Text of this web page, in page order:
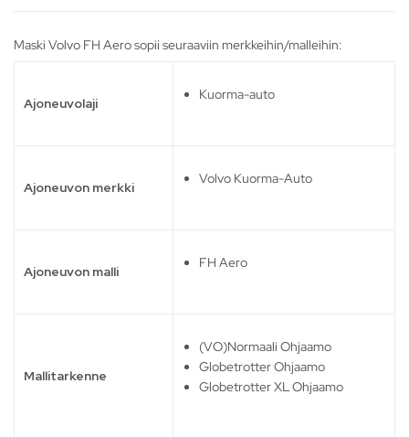
Maski Volvo FH Aero sopii seuraaviin merkkeihin/malleihin:
Ajoneuvolaji
Kuorma-auto
Ajoneuvon merkki
Volvo Kuorma-Auto
Ajoneuvon malli
FH Aero
Mallitarkenne
(VO)Normaali Ohjaamo
Globetrotter Ohjaamo
Globetrotter XL Ohjaamo